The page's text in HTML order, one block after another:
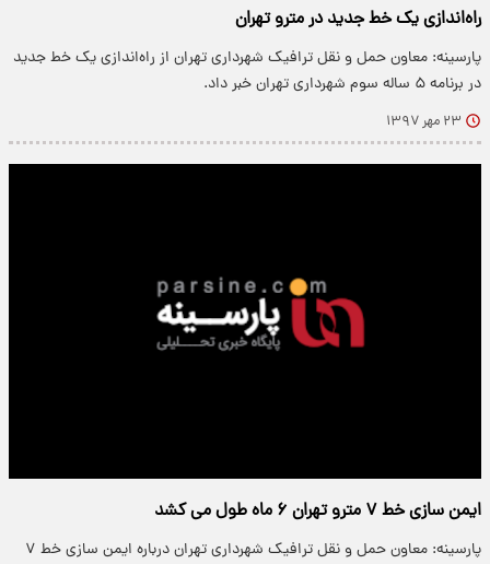
راه‌اندازی یک خط جدید در مترو تهران
پارسینه: معاون حمل و نقل ترافیک شهرداری تهران از راه‌اندازی یک خط جدید
در برنامه ۵ ساله سوم شهرداری تهران خبر داد.
۲۳ مهر ۱۳۹۷
ایمن سازی خط ۷ مترو تهران ۶ ماه طول می کشد
پارسینه: معاون حمل و نقل ترافیک شهرداری تهران درباره ایمن سازی خط ۷